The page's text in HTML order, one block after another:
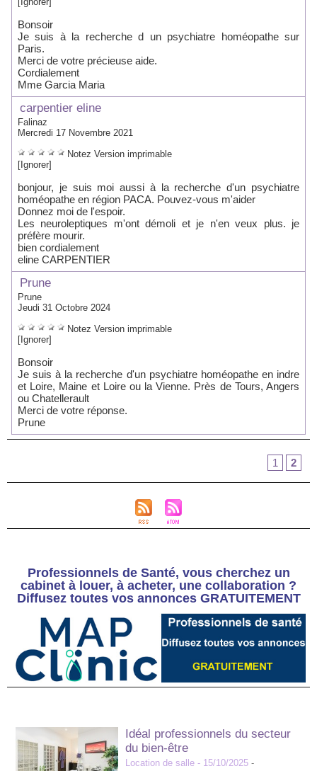
Bonsoir
Je suis à la recherche d un psychiatre homéopathe sur
Paris.
Merci de votre précieuse aide.
Cordialement
Mme Garcia Maria
carpentier eline
Falinaz
Mercredi 17 Novembre 2021
Notez Version imprimable
[Ignorer]
bonjour, je suis moi aussi à la recherche d'un psychiatre
homéopathe en région PACA. Pouvez-vous m'aider
Donnez moi de l'espoir.
Les neuroleptiques m'ont démoli et je n'en veux plus. je
préfère mourir.
bien cordialement
eline CARPENTIER
Prune
Prune
Jeudi 31 Octobre 2024
Notez Version imprimable
[Ignorer]
Bonsoir
Je suis à la recherche d'un psychiatre homéopathe en indre
et Loire, Maine et Loire ou la Vienne. Près de Tours, Angers
ou Chatellerault
Merci de votre réponse.
Prune
1 2
Professionnels de Santé, vous cherchez un
cabinet à louer, à acheter, une collaboration ?
Diffusez toutes vos annonces GRATUITEMENT
Idéal professionnels du secteur
du bien-être
Location de salle - 15/10/2025 -